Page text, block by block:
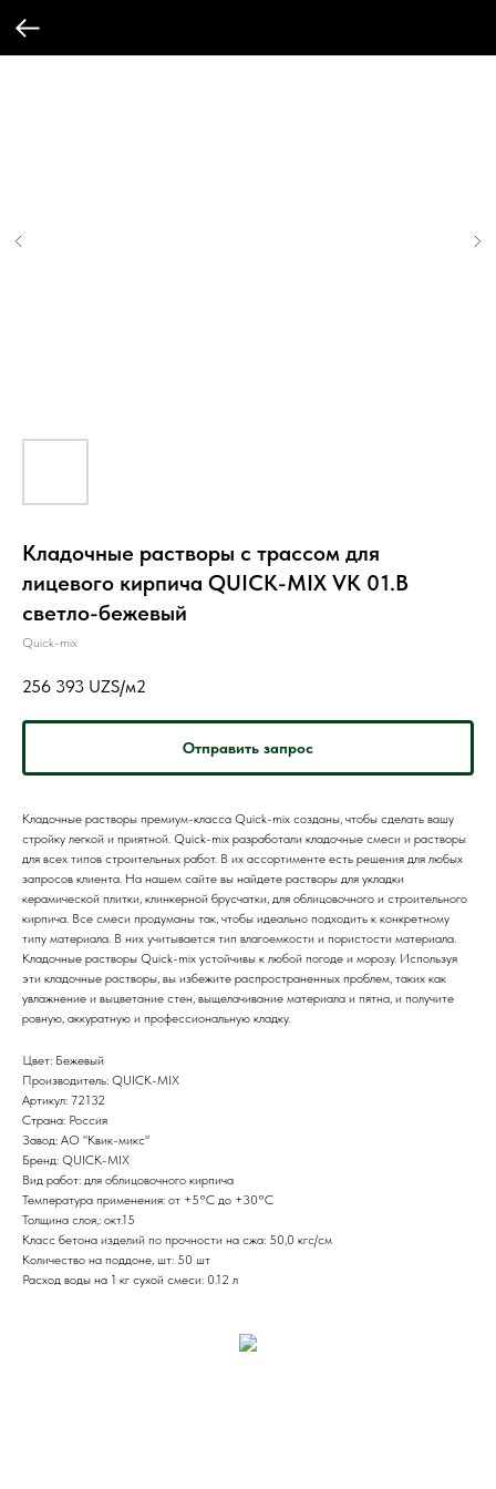
Кладочные растворы с трассом для
лицевого кирпича QUICK-MIX VK 01.В
светло-бежевый
Quick-mix
256 393 UZS/м2
Отправить запрос
Кладочные растворы премиум-класса Quick-mix созданы, чтобы сделать вашу
стройку легкой и приятной. Quick-mix разработали кладочные смеси и растворы
для всех типов строительных работ. В их ассортименте есть решения для любых
запросов клиента. На нашем сайте вы найдете растворы для укладки
керамической плитки, клинкерной брусчатки, для облицовочного и строительного
кирпича. Все смеси продуманы так, чтобы идеально подходить к конкретному
типу материала. В них учитывается тип влагоемкости и пористости материала.
Кладочные растворы Quick-mix устойчивы к любой погоде и морозу. Используя
эти кладочные растворы, вы избежите распространенных проблем, таких как
увлажнение и выцветание стен, выщелачивание материала и пятна, и получите
ровную, аккуратную и профессиональную кладку.
Цвет: Бежевый
Производитель: QUICK-MIX
Артикул: 72132
Страна: Россия
Завод: АО "Квик-микс"
Бренд: QUICK-MIX
Вид работ: для облицовочного кирпича
Температура применения: от +5°С до +30°С
Толщина слоя,: окт.15
Класс бетона изделий по прочности на сжа: 50,0 кгс/см
Количество на поддоне, шт: 50 шт
Расход воды на 1 кг сухой смеси: 0.12 л